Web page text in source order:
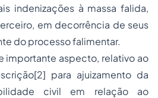
indenizações à massa falida,
em decorrência de seus
do processo falimentar.
importante aspecto, relativo ao
[2] para ajuizamento da
civil em relação ao